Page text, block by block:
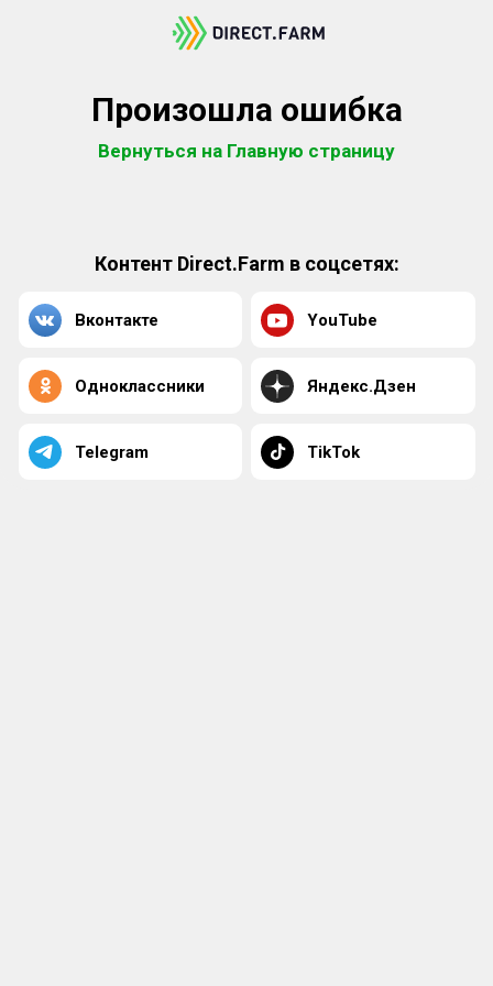
Произошла ошибка
Вернуться на Главную страницу
Контент Direct.Farm в соцсетях:
Вконтакте YouTube
Одноклассники Яндекс.Дзен
Telegram TikTok